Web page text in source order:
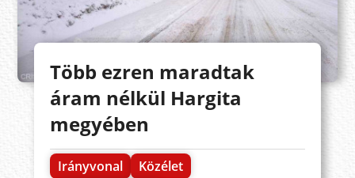
Több ezren maradtak
áram nélkül Hargita
megyében
Irányvonal
Közélet